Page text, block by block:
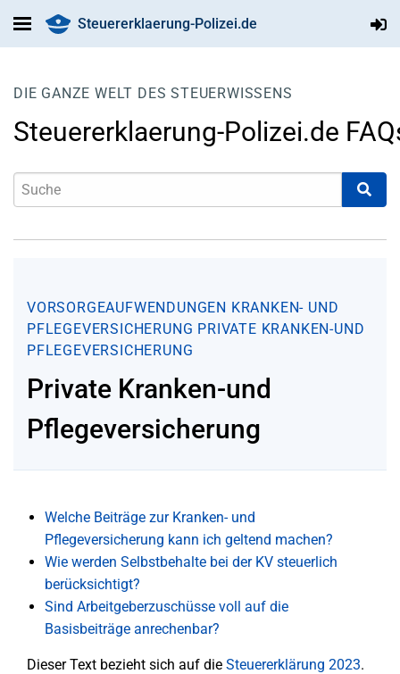
Steuererklaerung-Polizei.de
DIE GANZE WELT DES STEUERWISSENS
Steuererklaerung-Polizei.de
VORSORGEAUFWENDUNGEN KRANKEN- UND
PFLEGEVERSICHERUNG PRIVATE KRANKEN-UND
PFLEGEVERSICHERUNG
Private Kranken-und
Pflegeversicherung
Welche Beiträge zur Kranken- und
Pflegeversicherung kann ich geltend machen?
Wie werden Selbstbehalte bei der KV steuerlich
berücksichtigt?
Sind Arbeitgeberzuschüsse voll auf die
Basisbeiträge anrechenbar?
Dieser Text bezieht sich auf die Steuererklärung 2023.